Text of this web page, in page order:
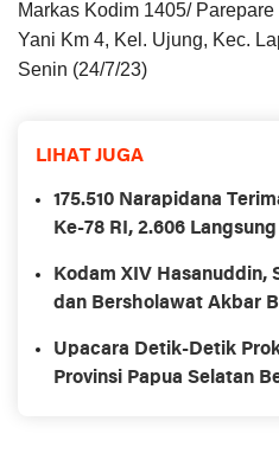
Markas Kodim 1405/
Yani Km 4, Kel. Ujung, Kec.
Senin (24/7/23)
LIHAT JUGA
175.510 Narapidana
Ke-78 RI, 2.606
Kodam XIV Hasanuddin,
dan Bersholawat Akbar
Upacara Detik-Detik
Provinsi Papua Selatan